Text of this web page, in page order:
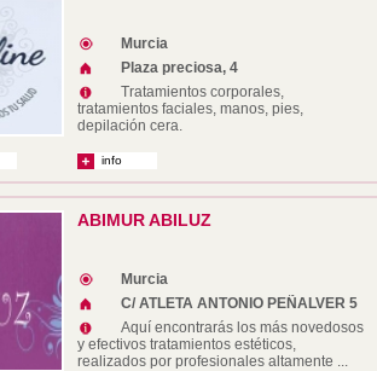
Murcia
Plaza preciosa, 4
Tratamientos corporales,
tratamientos faciales, manos, pies,
depilación cera.
info
ABIMUR ABILUZ
Murcia
C/ ATLETA ANTONIO PEÑALVER 5
Aquí encontrarás los más novedosos
y efectivos tratamientos estéticos,
realizados por profesionales altamente ...